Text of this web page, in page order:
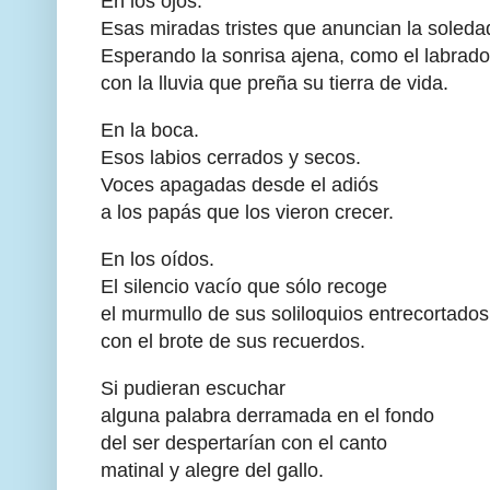
Esas miradas tristes que anuncian la
Esperando la sonrisa ajena, como el
con la lluvia que preña su tierra de vida.
En la boca.
Esos labios cerrados y secos.
Voces apagadas desde el adiós
a los papás que los vieron crecer.
En los oídos.
El silencio vacío que sólo recoge
el murmullo de sus soliloquios entrecortados
con el brote de sus recuerdos.
Si pudieran escuchar
alguna palabra derramada en el fondo
del ser despertarían con el canto
matinal y alegre del gallo.